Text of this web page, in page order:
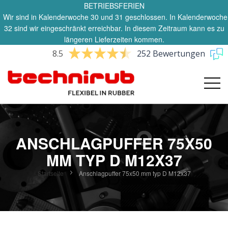
BETRIEBSFERIEN
Wir sind in Kalenderwoche 30 und 31 geschlossen. In Kalenderwoche
32 sind wir eingeschränkt erreichbar. In diesem Zeitraum kann es zu
längeren Lieferzeiten kommen.
8.5 252 Bewertungen
ANSCHLAGPUFFER 75X50
MM TYP D M12X37
Startseite Anschlagpuffer 75x50 mm typ D M12x37